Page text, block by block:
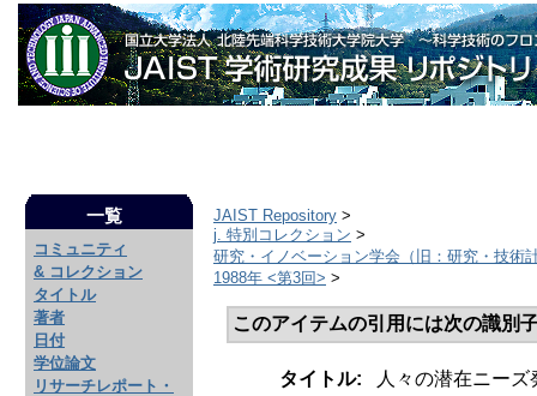
一覧
コミュニティ
& コレクション
タイトル
著者
日付
学位論文
リサーチレポート・
JAIST Repository >
j. 特別コレクション >
研究・イノベーション学会（旧：研究・技術
1988年 <第3回> >
このアイテムの引用には次の識別
タイトル:
人々の潜在ニー